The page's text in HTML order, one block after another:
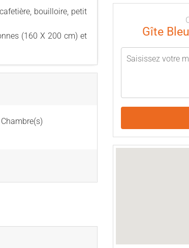
bouilloire, petit
(160 X 200 cm) et
Gîte